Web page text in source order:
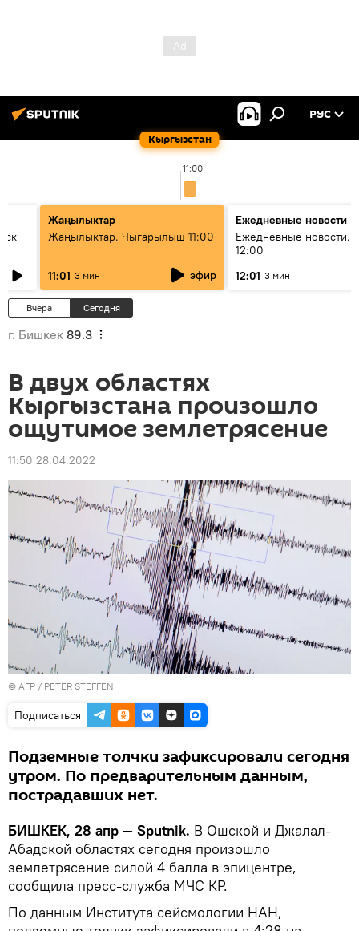
Кыргызстан
РУС
11:00
Жаңылыктар
Жаңылыктар. Чыгарылыш 11:00
11:01 3 мин эфир
Ежедневные новости
Ежедневные новости.
12:00
12:01 3 мин
Вчера Сегодня
г. Бишкек 89.3
В двух областях
Кыргызстана произошло
ощутимое землетрясение
11:50 28.04.2022
© AFP / PETER STEFFEN
Подписаться
Подземные толчки зафиксировали сегодня
утром. По предварительным данным,
пострадавших нет.
БИШКЕК, 28 апр — Sputnik. В Ошской и Джалал-
Абадской областях сегодня произошло
землетрясение силой 4 балла в эпицентре,
сообщила пресс-служба МЧС КР.
По данным Института сейсмологии НАН,